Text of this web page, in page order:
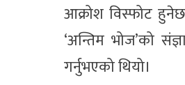
आक्रोश विस्फोट
‘अन्तिम भोज’को
गर्नुभएको थियो।